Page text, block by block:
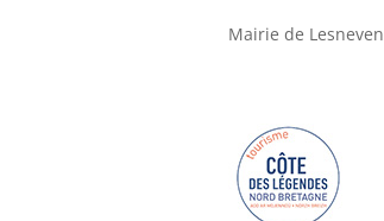
Mairie de Lesneven